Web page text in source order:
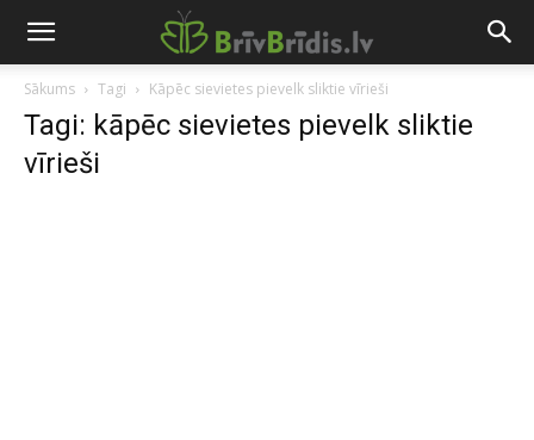
Sākums Tagi Kāpēc sievietes pievelk sliktie vīrieši
Tagi: kāpēc sievietes pievelk sliktie
vīrieši